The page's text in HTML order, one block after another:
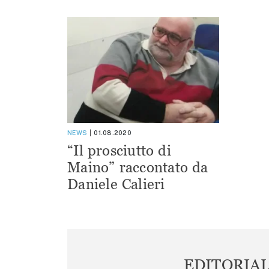
NEWS 01.08.2020
“Il prosciutto di
Maino” raccontato da
Daniele Calieri